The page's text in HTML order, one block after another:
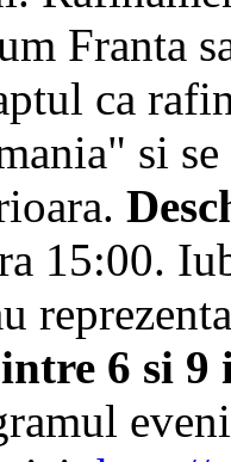
Franta
ca
si
15:00.
intre 6 si 9